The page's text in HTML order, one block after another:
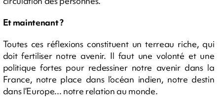
Et maintenant ?
Toutes ces réflexions constituent un terreau riche, qui
doit fertiliser notre avenir. Il faut une volonté et une
politique fortes pour redessiner notre avenir dans la
France, notre place dans l’océan indien, notre destin
dans l’Europe... notre relation au monde.